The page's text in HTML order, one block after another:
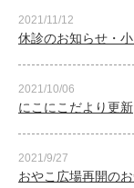
2021/11/12
休診のお知らせ・
2021/10/06
にこにこだより更新
2021/9/27
おやこ広場再開の